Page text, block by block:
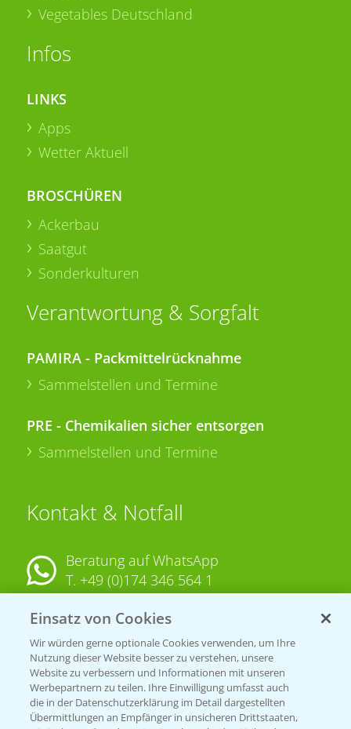
Vegetables Deutschland
Infos
LINKS
Apps
Wetter Aktuell
BROSCHÜREN
Ackerbau
Saatgut
Sonderkulturen
Verantwortung & Sorgfalt
PAMIRA - Packmittelrücknahme
Sammelstellen und Termine
PRE - Chemikalien sicher entsorgen
Sammelstellen und Termine
Kontakt & Notfall
Beratung auf WhatsApp
T. +49 (0)174 346 564 1
KONTAKT
Hilfe in Notfällen
T.+49 (0)214/30-20220
Einsatz von Cookies
Wir würden gerne optionale Cookies verwenden, um Ihre
Nutzung dieser Website besser zu verstehen, unsere
Website zu verbessern und Informationen mit unseren
Werbepartnern zu teilen. Ihre Einwilligung umfasst auch
die in der Datenschutzerklärung im Detail dargestellten
Übermittlungen an Empfänger in unsicheren Drittstaaten,